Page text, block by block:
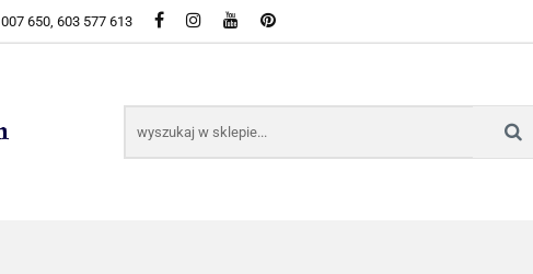
650, 603 577 613
WSZYSTKIE KATEGORIE DOSTĘPNE W SKLEPIE